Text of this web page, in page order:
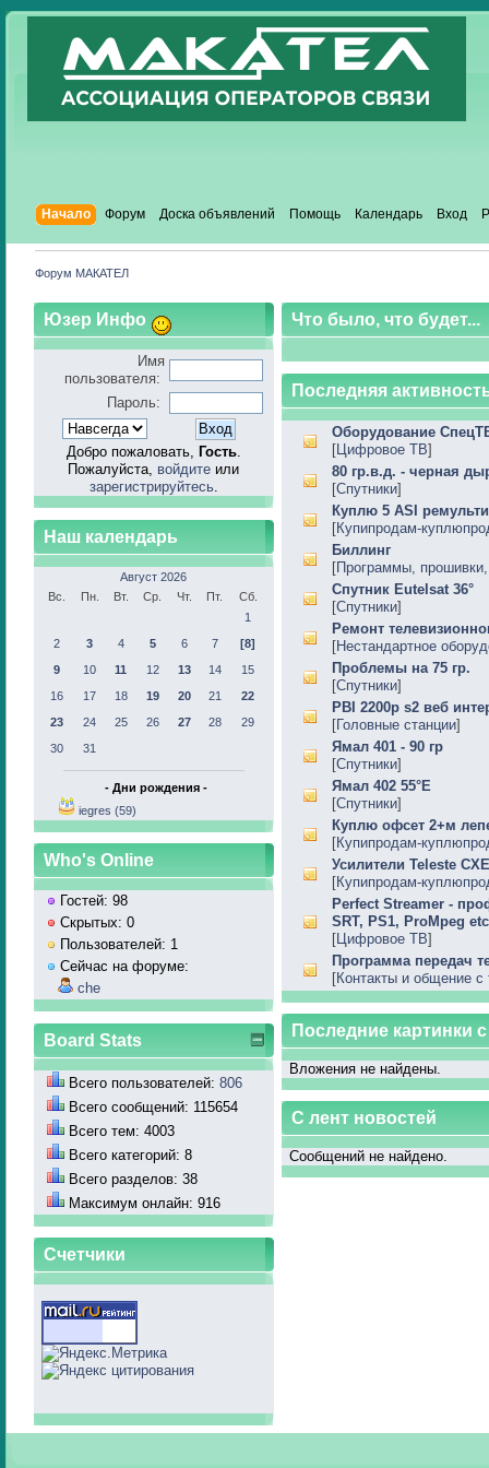
Начало Форум Доска объявлений Помощь Календарь Вход
Форум МАКАТЕЛ
Юзер Инфо
Имя
пользователя:
Пароль:
Добро пожаловать, Гость.
Пожалуйста, войдите или
зарегистрируйтесь.
Наш календарь
Август 2026
Вс.
Пн. Вт. Ср. Чт. Пт.
Сб.
1
2
3 4 5 6 7
[8]
9
10 11 12 13 14
15
16
17 18 19 20 21
22
23
24 25 26 27 28
29
30
31
- Дни рождения -
iegres (59)
Who's Online
Гостей: 98
Скрытых: 0
Пользователей: 1
Сейчас на форуме:
che
Board Stats
Всего пользователей: 806
Всего сообщений: 115654
Всего тем: 4003
Всего категорий: 8
Всего разделов: 38
Максимум онлайн: 916
Счетчики
Что было, что будет...
Последняя
Оборудование
[Цифровое ТВ]
80 гр.в.д. - черная
[Спутники]
Куплю 5 ASI
[Купипродам-
Биллинг
[Программы,
Спутник Eutelsat 36°
[Спутники]
Ремонт
[Нестандартное
Проблемы на 75 гр.
[Спутники]
PBI 2200p s2 веб
[Головные станции]
Ямал 401 - 90 гр
[Спутники]
Ямал 402 55°Е
[Спутники]
Куплю офсет 2+м
[Купипродам-
Усилители Teleste
[Купипродам-
Perfect Streamer -
SRT, PS1, ProMpeg etc
[Цифровое ТВ]
Программа передач
[Контакты и общение с
Последние картинки
Вложения не найдены.
С лент новостей
Сообщений не найдено.